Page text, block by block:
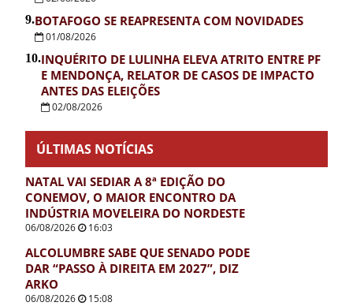
9.BOTAFOGO SE REAPRESENTA COM NOVIDADES
01/08/2026
10.INQUÉRITO DE LULINHA ELEVA ATRITO ENTRE PF
E MENDONÇA, RELATOR DE CASOS DE IMPACTO
ANTES DAS ELEIÇÕES
02/08/2026
ÚLTIMAS NOTÍCIAS
NATAL VAI SEDIAR A 8ª EDIÇÃO DO
CONEMOV, O MAIOR ENCONTRO DA
INDÚSTRIA MOVELEIRA DO NORDESTE
06/08/2026 16:03
ALCOLUMBRE SABE QUE SENADO PODE
DAR “PASSO À DIREITA EM 2027”, DIZ
ARKO
06/08/2026 15:08